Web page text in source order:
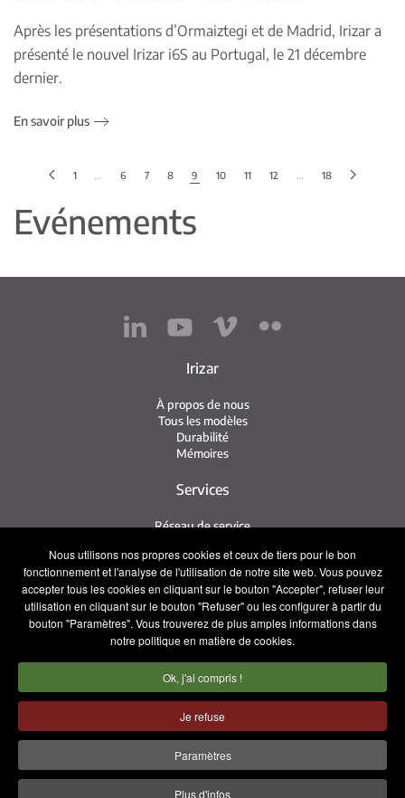
Nous utilisons nos propres cookies et ceux de tiers pour le bon
fonctionnement et l'analyse de l'utilisation de notre site web. Vous pouvez
accepter tous les cookies en cliquant sur le bouton "Accepter", refuser leur
utilisation en cliquant sur le bouton "Refuser" ou les configurer à partir du
bouton "Paramètres". Vous trouverez de plus amples informations dans
notre politique en matière de cookies.
Ok, j'ai compris !
Je refuse
Paramètres
Plus d'infos
Après les présentations d’Ormaiztegi et de Madrid, Irizar a
présenté le nouvel Irizar i6S au Portugal, le 21 décembre
dernier.
En savoir plus
1 … 6 7 8 9 10 11 12 … 18
Evénements
Irizar
À propos de nous
Tous les modèles
Durabilité
Mémoires
Services
Réseau de service
iService
Usés
Contact
Presse
Contact
Travaillez avec nous
Équipe commerciale
Politique de confidentialité
Politique de cookies